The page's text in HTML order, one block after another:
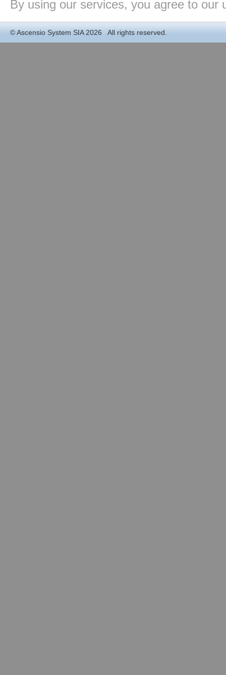
By using our services, you agree to our
©Ascensio System SIA2026 All rights reserved.